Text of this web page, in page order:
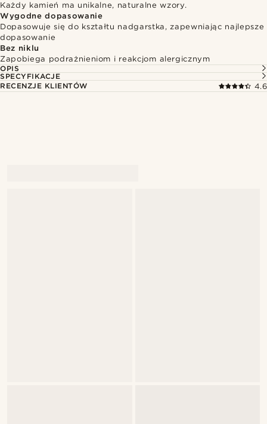
Każdy kamień ma unikalne, naturalne wzory.
Wygodne dopasowanie
Dopasowuje się do kształtu nadgarstka, zapewniając najlepsze
dopasowanie
Bez niklu
Zapobiega podrażnieniom i reakcjom alergicznym
OPIS
SPECYFIKACJE
RECENZJE KLIENTÓW
4.6